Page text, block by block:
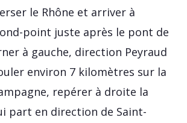
le Rhône et arriver à
point juste après le pont de
à gauche, direction Peyraud
environ 7 kilomètres sur la
repérer à droite la
part en direction de Saint-